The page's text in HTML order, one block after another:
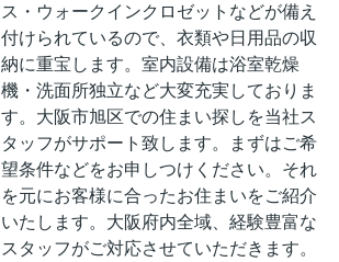
ス・ウォークインクロゼットなどが備え
付けられているので、衣類や日用品の収
納に重宝します。室内設備は浴室乾燥
機・洗面所独立など大変充実しておりま
す。大阪市旭区での住まい探しを当社ス
タッフがサポート致します。まずはご希
望条件などをお申しつけください。それ
を元にお客様に合ったお住まいをご紹介
いたします。大阪府内全域、経験豊富な
スタッフがご対応させていただきます。